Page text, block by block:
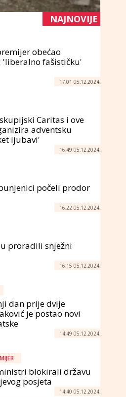
NAJNOVIJE
obećao
'liberalno fašističku'
17:01 05.12.2024.
Caritas i ove
adventsku
ljubavi'
16:49 05.12.2024.
počeli prodor
16:22 05.12.2024.
proradili snježni
16:15 05.12.2024.
dan prije dvije
je postao novi
14:49 05.12.2024.
blokirali državu
posjeta
14:40 05.12.2024.